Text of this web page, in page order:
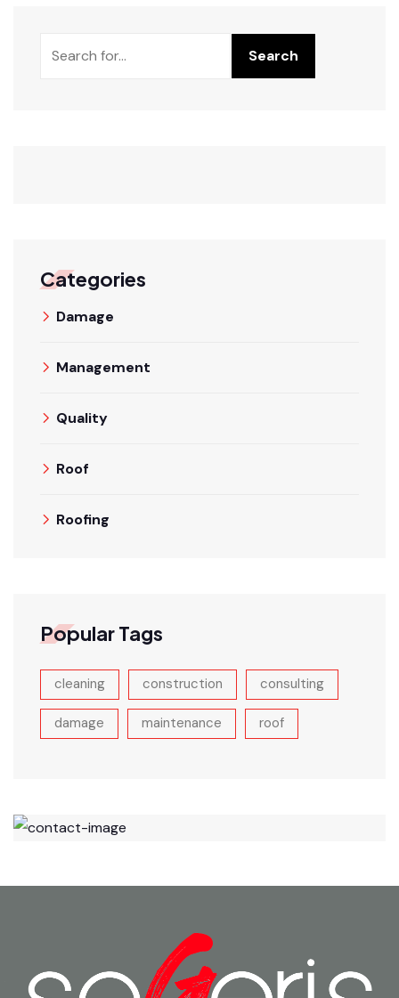
Search
Categories
Damage
Management
Quality
Roof
Roofing
Popular Tags
cleaning construction consulting
damage maintenance roof